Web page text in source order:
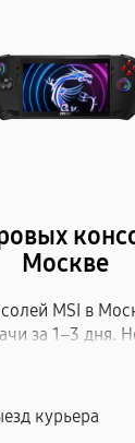
Москве
MSI в
за 1–3 дня.
до 12
дисплеев,
курьера